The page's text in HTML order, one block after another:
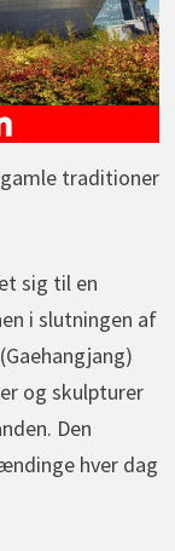
traditioner
sig til en
i slutningen af
og skulpturer
Den
hver dag